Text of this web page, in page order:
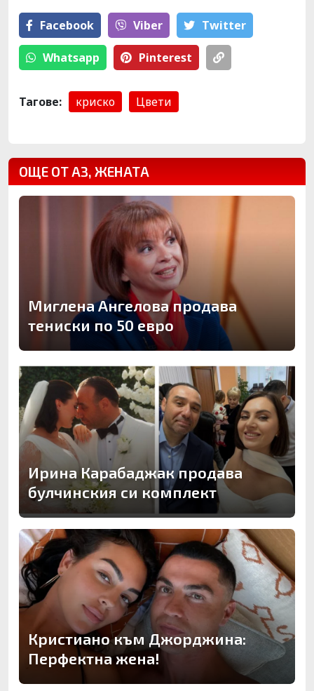
Facebook Viber Тwitter
Whatsapp Pinterest
Тагове: криско Цвети
ОЩЕ ОТ АЗ, ЖЕНАТА
Миглена Ангелова продава
тениски по 50 евро
Ирина Карабаджак продава
булчинския си комплект
Кристиано към Джорджина:
Перфектна жена!